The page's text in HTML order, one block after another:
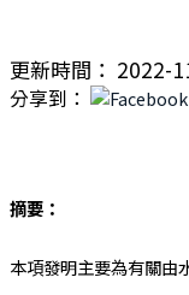
更新時間： 2022-
分享到：
摘要：
本項發明主要為有關